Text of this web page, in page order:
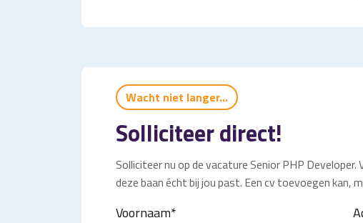
Wacht niet langer...
Solliciteer direct!
Solliciteer nu op de vacature Senior PHP
deze baan écht bij jou past. Een cv toevoegen kan,
Voornaam*